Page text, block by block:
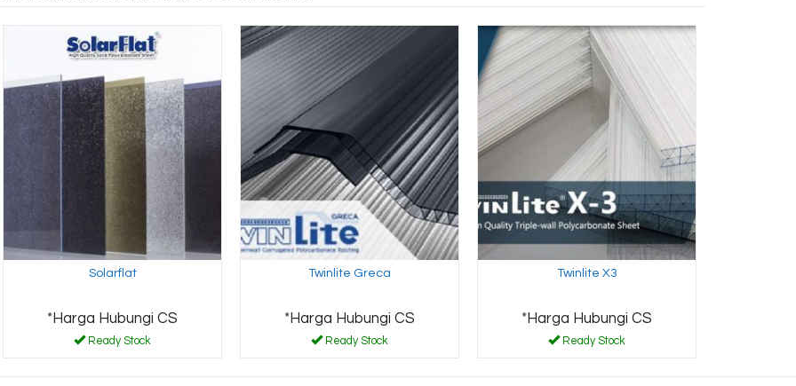
Solarflat
*Harga Hubungi CS
Ready Stock
Twinlite Greca
*Harga Hubungi CS
Ready Stock
Twinlite X3
*Harga Hubungi CS
Ready Stock